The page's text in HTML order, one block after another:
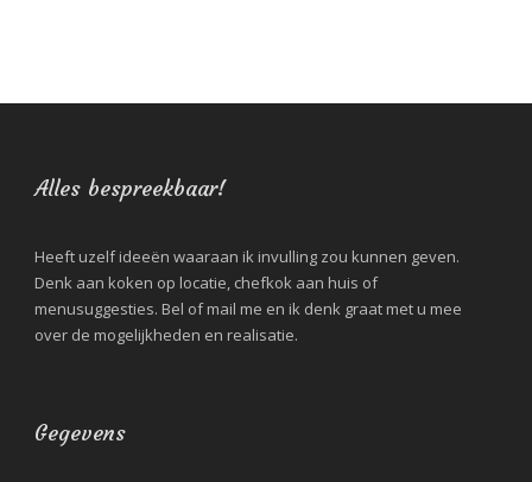
Alles bespreekbaar!
Heeft uzelf ideeën waaraan ik invulling zou kunnen geven.
Denk aan koken op locatie, chefkok aan huis of
menusuggesties. Bel of mail me en ik denk graat met u mee
over de mogelijkheden en realisatie.
Gegevens